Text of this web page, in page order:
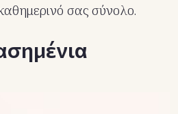
σας σύνολο.